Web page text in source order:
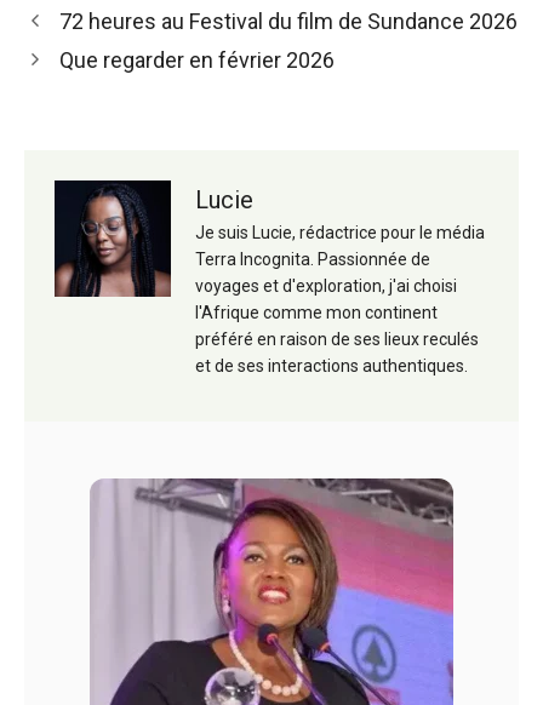
Navigation
des
72 heures au Festival du film de Sundance 2026
Que regarder en février 2026
Lucie
Je suis Lucie, rédactrice pour le média
Terra Incognita. Passionnée de
voyages et d'exploration, j'ai choisi
l'Afrique comme mon continent
préféré en raison de ses lieux reculés
et de ses interactions authentiques.